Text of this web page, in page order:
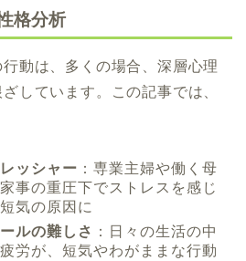
格分析
動は、多くの場合、深層心理
しています。この記事では、
ッシャー ：専業主婦や働く母
事の重圧下でストレスを感じ
気の原因に
ルの難しさ ：日々の生活の中
労が、短気やわがままな行動